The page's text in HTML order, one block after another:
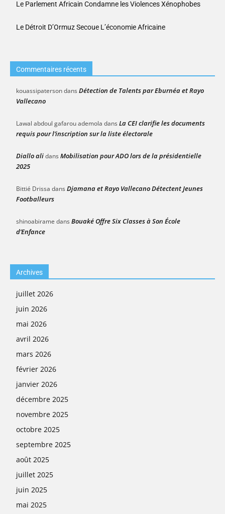
Le Parlement Africain Condamne les Violences Xénophobes
Le Détroit D’Ormuz Secoue L’économie Africaine
Commentaires récents
kouassipatersondans Détection de Talents par Eburnéa et Rayo
Vallecano
Lawal abdoul gafarou ademola dans La CEI clarifie les documents
requis pour l’inscription sur la liste électorale
Diallo alidans Mobilisation pour ADO lors de la présidentielle
2025
Bittié Drissa dans Djamana et Rayo Vallecano Détectent Jeunes
Footballeurs
shinoabirame dans Bouaké Offre Six Classes à Son École
d’Enfance
Archives
juillet 2026
juin 2026
mai 2026
avril 2026
mars 2026
février 2026
janvier 2026
décembre 2025
novembre 2025
octobre 2025
septembre 2025
août 2025
juillet 2025
juin 2025
mai 2025